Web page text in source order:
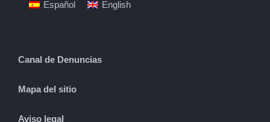
Español English
Canal de Denuncias
Mapa del sitio
Aviso legal